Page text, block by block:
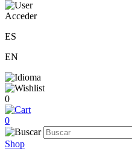
Acceder
ES
EN
0
0
Shop